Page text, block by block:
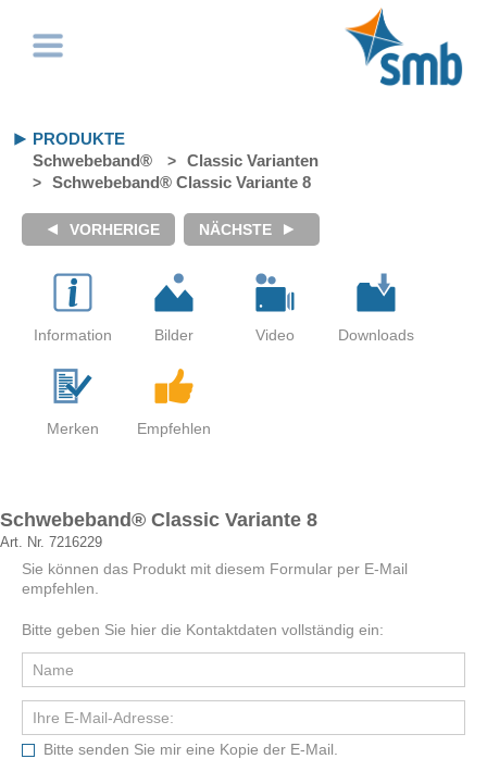
PRODUKTE
Schwebeband®
Classic Varianten
Schwebeband® Classic Variante 8
Schwebeband® Classic Variante 8
Art. Nr. 7216229
Sie können das Produkt mit diesem Formular per E-Mail
empfehlen.
Bitte geben Sie hier die Kontaktdaten vollständig ein:
Bitte senden Sie mir eine Kopie der E-Mail.